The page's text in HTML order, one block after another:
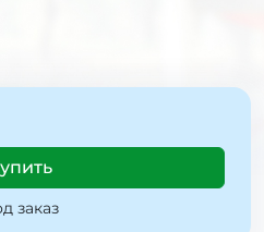
заказ